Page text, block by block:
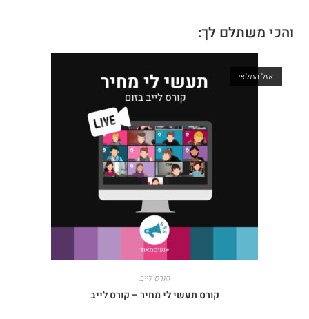
והכי משתלם לך:
אזל המלאי
קורס לייב
קורס תעשי לי מחיר – קורס לייב